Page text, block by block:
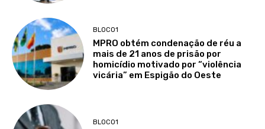
BLOCO1
MPRO obtém condenação de réu a
mais de 21 anos de prisão por
homicídio motivado por “violência
vicária” em Espigão do Oeste
BLOCO1